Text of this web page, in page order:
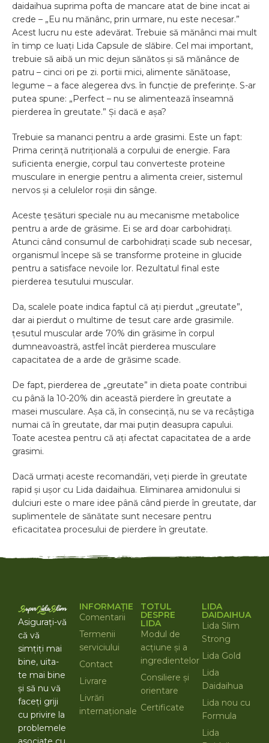
daidaihua suprima pofta de mancare atat de bine incat ai
crede – „Eu nu mănânc, prin urmare, nu este necesar.”
Acest lucru nu este adevărat. Trebuie să mănânci mai mult
în timp ce luați Lida Capsule de slăbire. Cel mai important,
trebuie să aibă un mic dejun sănătos și să mănânce de
patru – cinci ori pe zi. portii mici, alimente sănătoase,
legume – a face alegerea dvs. în funcție de preferințe. S-ar
putea spune: „Perfect – nu se alimentează înseamnă
pierderea în greutate.” Și dacă e așa?
Trebuie sa mananci pentru a arde grasimi. Este un fapt:
Prima cerință nutrițională a corpului de energie. Fara
suficienta energie, corpul tau converteste proteine
musculare in energie pentru a alimenta creier, sistemul
nervos și a celulelor roșii din sânge.
Aceste țesături speciale nu au mecanisme metabolice
pentru a arde de grăsime. Ei se ard doar carbohidrați.
Atunci când consumul de carbohidrați scade sub necesar,
organismul începe să se transforme proteine in glucide
pentru a satisface nevoile lor. Rezultatul final este
pierderea tesutului muscular.
Da, scalele poate indica faptul că ați pierdut „greutate”,
dar ai pierdut o multime de tesut care arde grasimile.
țesutul muscular arde 70% din grăsime în corpul
dumneavoastră, astfel încât pierderea musculare
capacitatea de a arde de grăsime scade.
De fapt, pierderea de „greutate” in dieta poate contribui
cu până la 10-20% din această pierdere în greutate a
masei musculare. Așa că, în consecință, nu se va recâștiga
numai că în greutate, dar mai puțin deasupra capului.
Toate acestea pentru că ați afectat capacitatea de a arde
grasimi.
Dacă urmați aceste recomandări, veți pierde în greutate
rapid și ușor cu Lida daidaihua. Eliminarea amidonului si
dulciuri este o mare idee până când pierde în greutate, dar
suplimentele de sănătate sunt necesare pentru
eficacitatea procesului de pierdere în greutate.
Asigurați-vă
că vă
simțiți mai
bine, uita-
te mai bine
și să nu vă
faceți griji
cu privire la
problemele
INFORMAȚIE
Comentarii
Termenii
serviciului
Contact
Livrare
Livrări
internaționale
TOTUL
DESPRE
LIDA
Modul de
acțiune și a
ingredientelor
Consiliere și
orientare
Certificate
LIDA
DAIDAIHUA
Lida Slim
Strong
Lida Gold
Lida
Daidaihua
Lida nou cu
Formula
Lida